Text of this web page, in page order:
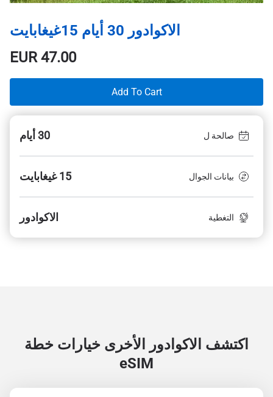
الاكوادور 30 أيام 15غيغابايت
EUR47.00
Add To Cart
صالحة ل 30 أيام
بيانات الجوال 15 غيغابايت
التغطية الاكوادور
اكتشف الاكوادور الأخرى خيارات خطة
eSIM